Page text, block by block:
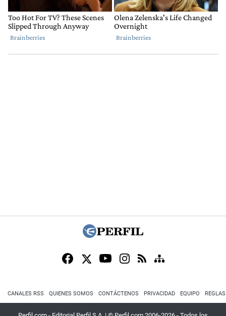
CANALES RSS QUIENES SOMOS CONTÁCTENOS PRIVACIDAD EQUIPO